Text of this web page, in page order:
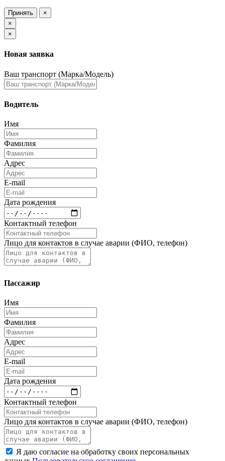
Принять
×
×
×
Новая заявка
Ваш транспорт (Марка/Модель)
Водитель
Имя
Фамилия
Адрес
E-mail
Дата рождения
Контактный телефон
Лицо для контактов в случае аварии (ФИО, телефон)
Пассажир
Имя
Фамилия
Адрес
E-mail
Дата рождения
Контактный телефон
Лицо для контактов в случае аварии (ФИО, телефон)
Я даю согласие на обработку своих персональных